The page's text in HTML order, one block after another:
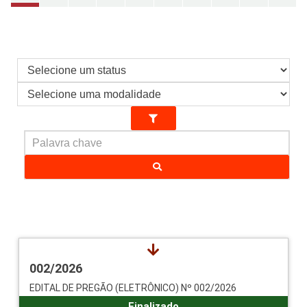
SERVIDORES
COMPLIANCE
002/2026
EDITAL DE PREGÃO (ELETRÔNICO) Nº 002/2026